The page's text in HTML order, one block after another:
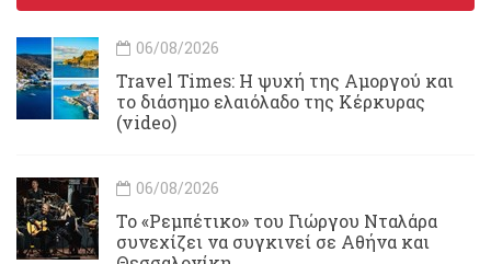
06/08/2026
Travel Times: H ψυχή της Αμοργού και
το διάσημο ελαιόλαδο της Κέρκυρας
(video)
06/08/2026
Το «Ρεμπέτικο» του Γιώργου Νταλάρα
συνεχίζει να συγκινεί σε Αθήνα και